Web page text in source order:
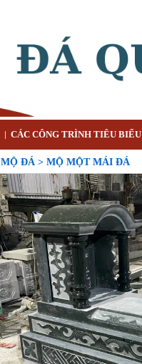
CÁC CÔNG TRÌNH TIÊU BIỂU
MỘ ĐÁ > MỘ MỘT MÁI ĐÁ